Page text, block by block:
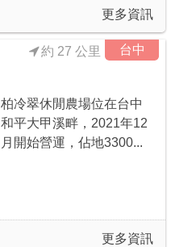
更多資訊
台中
約 27 公里
柏冷翠休閒農場位在台中
和平大甲溪畔，2021年12
月開始營運，佔地3300...
更多資訊